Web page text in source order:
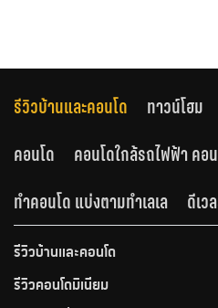
รีวิวบ้านและคอนโด ทาวน์โฮม
คอนโด
คอนโดใกล้รถไฟฟ้า คอ
ทำคอนโด แบ่งตามทำเลเล
ดีเว
รีวิวบ้านและคอนโด
รีวิวคอนโดมิเนียม